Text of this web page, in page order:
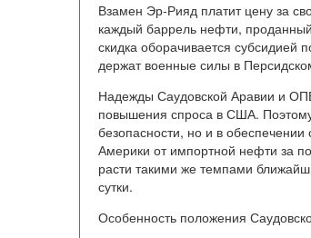
Взамен Эр-Рияд платит цену за
каждый баррель нефти,
скидка оборачивается
держат военные силы в
Надежды Саудовской Аравии и
повышения спроса в США.
безопасности, но и в
Америки от импортной нефти за
расти такими же темпами
сутки.
Особенность положения